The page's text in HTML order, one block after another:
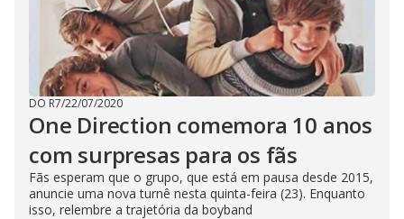
DO R7/22/07/2020
One Direction comemora 10 anos
com surpresas para os fãs
Fãs esperam que o grupo, que está em pausa desde 2015,
anuncie uma nova turnê nesta quinta-feira (23). Enquanto
isso, relembre a trajetória da boyband